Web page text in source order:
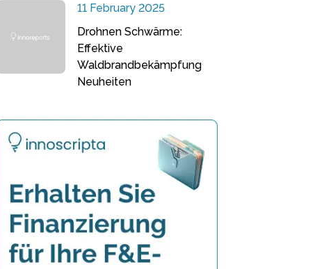
11 February 2025
Drohnen Schwärme:
Effektive
Waldbrandbekämpfung
Neuheiten